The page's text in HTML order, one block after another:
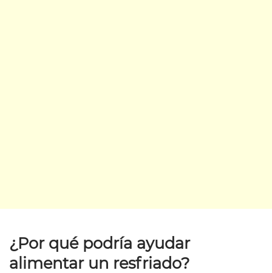
¿Por qué podría ayudar
alimentar un resfriado?